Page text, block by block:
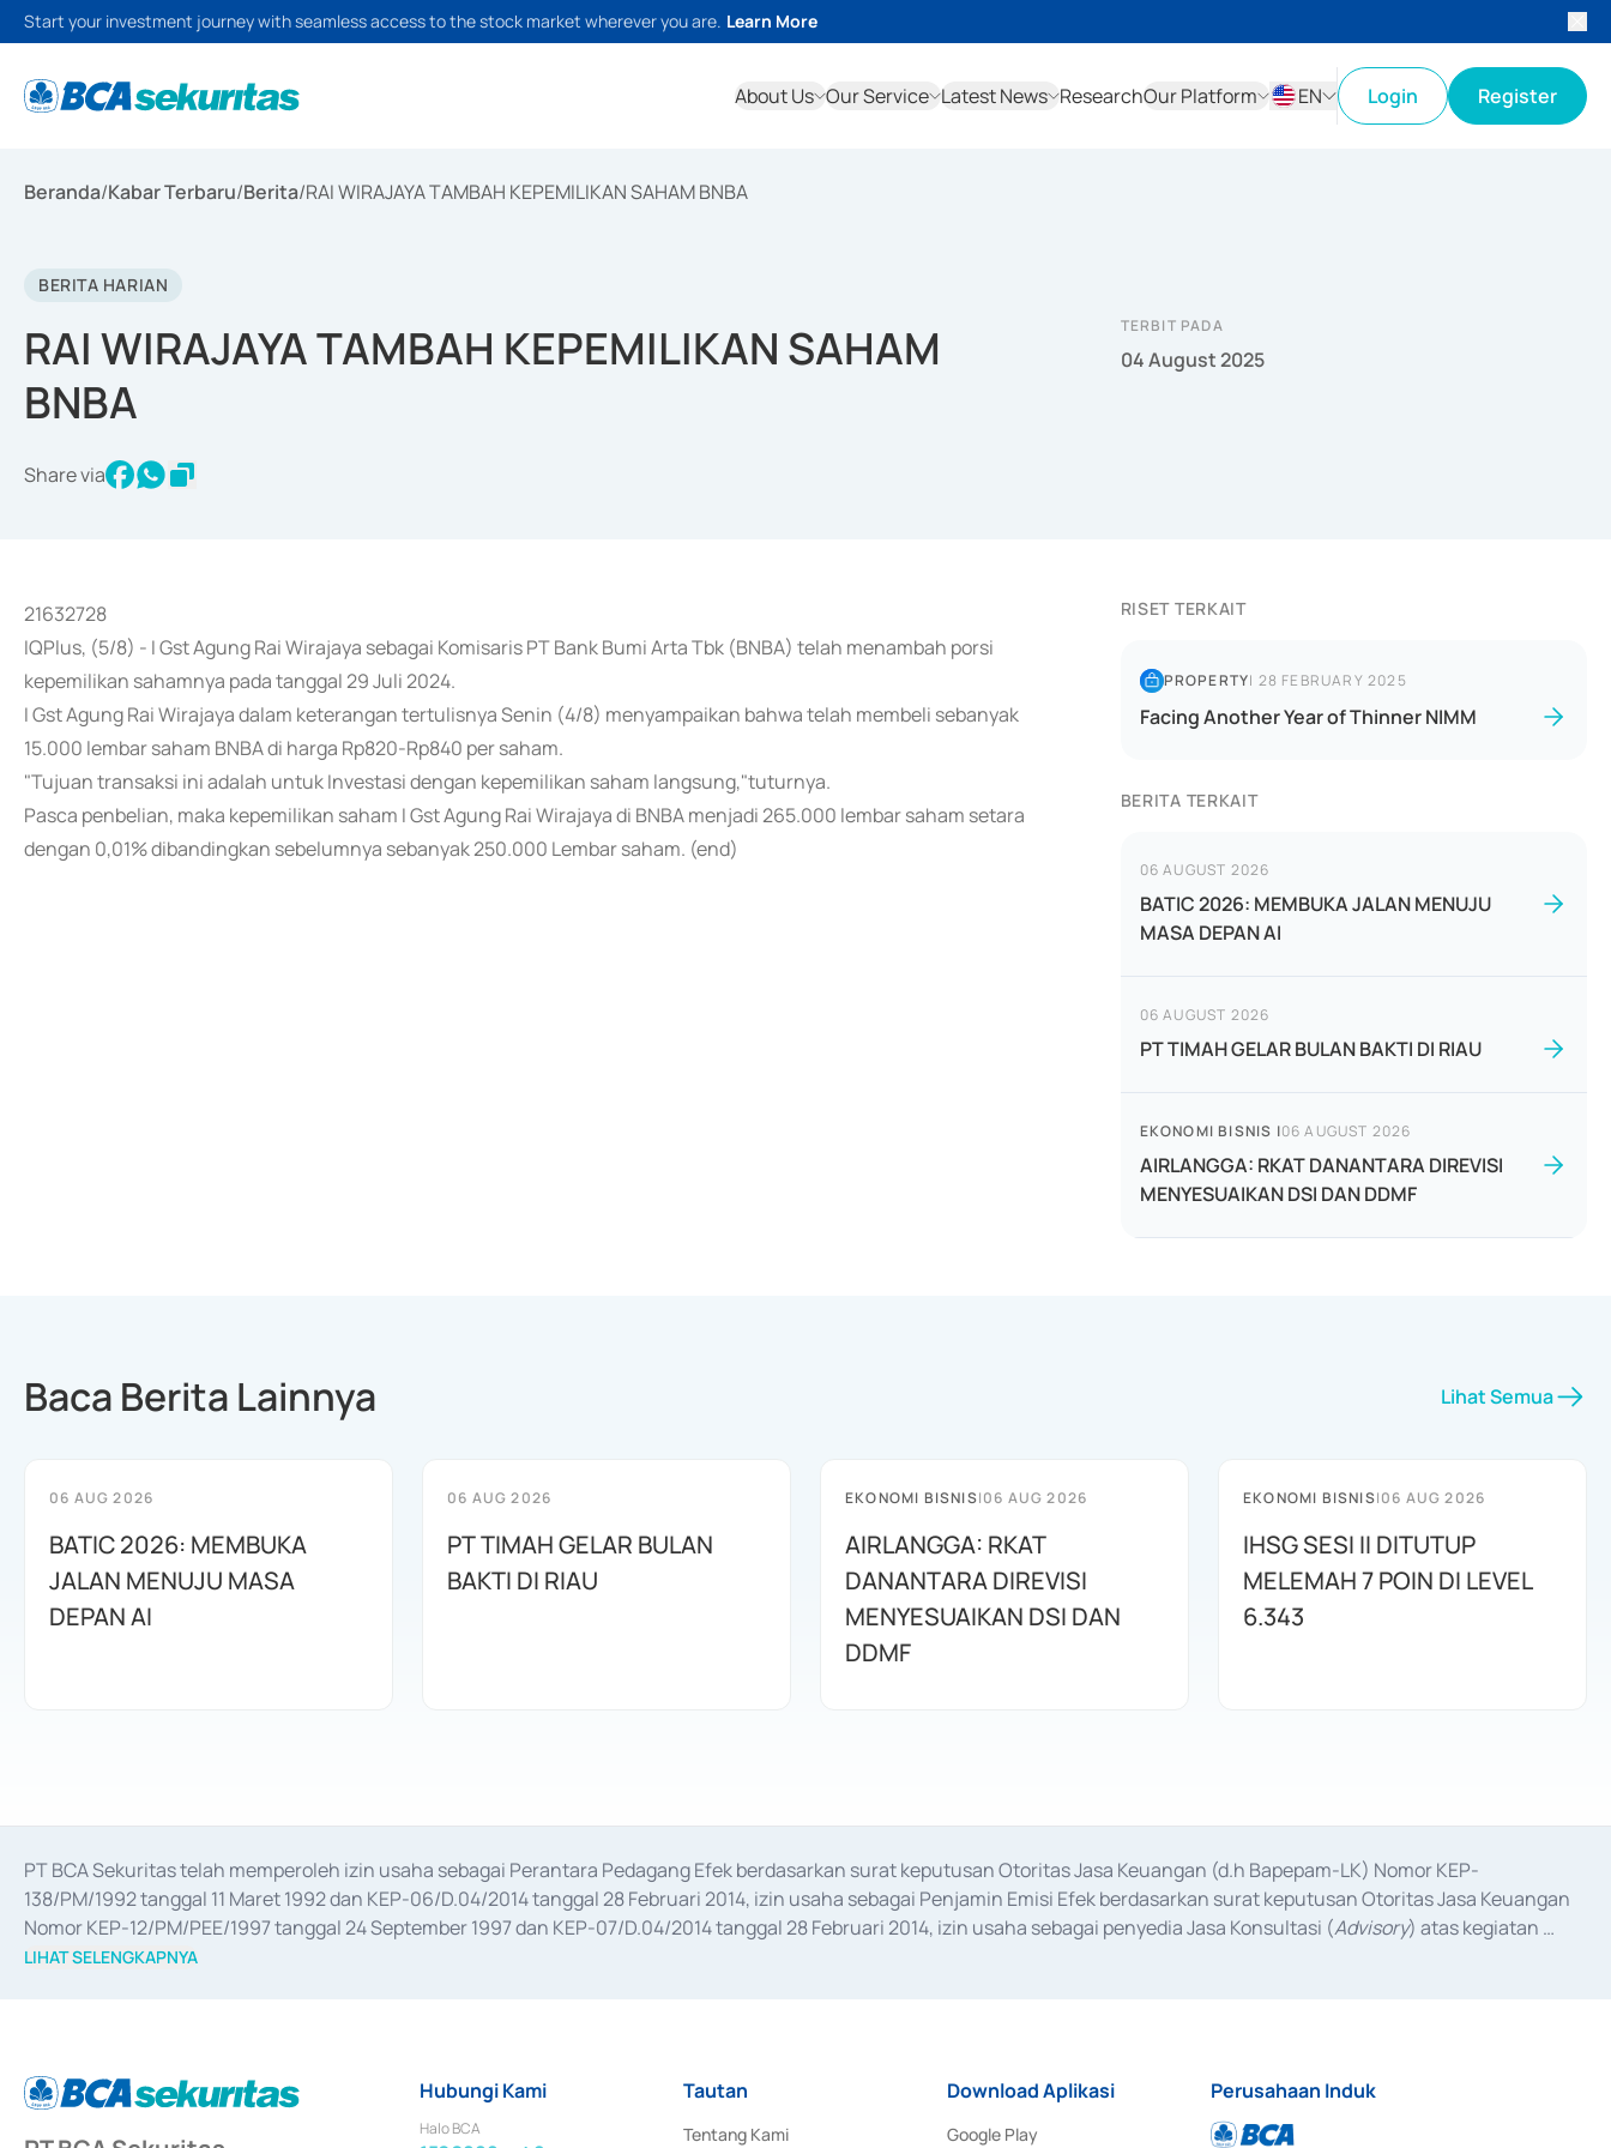
Start your investment journey with seamless access to the stock market wherever you are. Learn More
About Us Our Service Latest News ResearchOur Platform
EN
Login Register
Beranda/Kabar Terbaru/Berita/RAI WIRAJAYA TAMBAH KEPEMILIKAN SAHAM BNBA
BERITA HARIAN
RAI WIRAJAYA TAMBAH KEPEMILIKAN SAHAM
BNBA
Share via
TERBIT PADA
04 August 2025
21632728
IQPlus, (5/8) - I Gst Agung Rai Wirajaya sebagai Komisaris PT Bank Bumi Arta Tbk (BNBA) telah menambah porsi
kepemilikan sahamnya pada tanggal 29 Juli 2024.
I Gst Agung Rai Wirajaya dalam keterangan tertulisnya Senin (4/8) menyampaikan bahwa telah membeli sebanyak
15.000 lembar saham BNBA di harga Rp820-Rp840 per saham.
"Tujuan transaksi ini adalah untuk Investasi dengan kepemilikan saham langsung,"tuturnya.
Pasca penbelian, maka kepemilikan saham I Gst Agung Rai Wirajaya di BNBA menjadi 265.000 lembar saham setara
dengan 0,01% dibandingkan sebelumnya sebanyak 250.000 Lembar saham. (end)
RISET TERKAIT
PROPERTY| 28 FEBRUARY 2025
Facing Another Year of Thinner NIMM
BERITA TERKAIT
06 AUGUST 2026
BATIC 2026: MEMBUKA JALAN MENUJU
MASA DEPAN AI
06 AUGUST 2026
PT TIMAH GELAR BULAN BAKTI DI RIAU
EKONOMI BISNIS |06 AUGUST 2026
AIRLANGGA: RKAT DANANTARA DIREVISI
MENYESUAIKAN DSI DAN DDMF
Baca Berita Lainnya Lihat Semua
06 AUG 2026
BATIC 2026: MEMBUKA
JALAN MENUJU MASA
DEPAN AI
06 AUG 2026
PT TIMAH GELAR BULAN
BAKTI DI RIAU
EKONOMI BISNIS|06 AUG 2026
AIRLANGGA: RKAT
DANANTARA DIREVISI
MENYESUAIKAN DSI DAN
DDMF
EKONOMI BISNIS|06 AUG 2026
IHSG SESI II DITUTUP
MELEMAH 7 POIN DI LEVEL
6.343
PT BCA Sekuritas telah memperoleh izin usaha sebagai Perantara Pedagang Efek berdasarkan surat keputusan Otoritas Jasa Keuangan (d.h Bapepam-LK) Nomor KEP-
138/PM/1992 tanggal 11 Maret 1992 dan KEP-06/D.04/2014 tanggal 28 Februari 2014, izin usaha sebagai Penjamin Emisi Efek berdasarkan surat keputusan Otoritas Jasa Keuangan
Nomor KEP-12/PM/PEE/1997 tanggal 24 September 1997 dan KEP-07/D.04/2014 tanggal 28 Februari 2014, izin usaha sebagai penyedia Jasa Konsultasi (Advisory) atas kegiatan
merger, akuisisi, divestasi, dan
LIHAT SELENGKAPNYA
Hubungi Kami
Halo BCA
Tautan
Tentang Kami
Download Aplikasi
Google Play
Perusahaan Induk